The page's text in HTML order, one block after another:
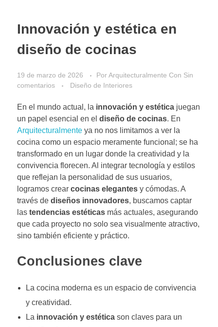
Innovación y estética en
diseño de cocinas
19 de marzo de 2026 PorArquitecturalmente Con Sin
comentarios
Diseño de Interiores
En el mundo actual, la innovación y estética juegan
un papel esencial en el diseño de cocinas. En
Arquitecturalmente ya no nos limitamos a ver la
cocina como un espacio meramente funcional; se ha
transformado en un lugar donde la creatividad y la
convivencia florecen. Al integrar tecnología y estilos
que reflejan la personalidad de sus usuarios,
logramos crear cocinas elegantes y cómodas. A
través de diseños innovadores, buscamos captar
las tendencias estéticas más actuales, asegurando
que cada proyecto no solo sea visualmente atractivo,
sino también eficiente y práctico.
Conclusiones clave
La cocina moderna es un espacio de convivencia
y creatividad.
La innovación y estéticason claves para un